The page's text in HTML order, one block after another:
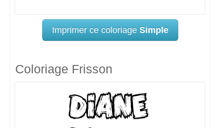
Imprimer ce coloriage Simple
Coloriage Frisson